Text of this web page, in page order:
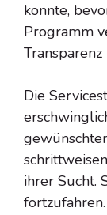
konnte,
Programm
Die
ihrer Sucht.
fortzufahren.